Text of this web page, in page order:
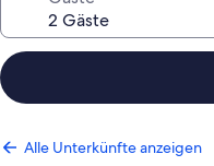
Alle Unterkünfte anzeigen